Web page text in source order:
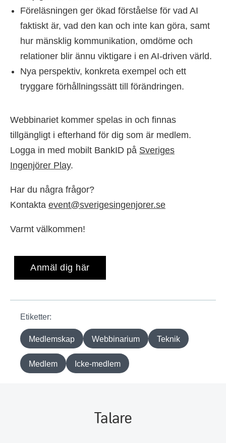
Föreläsningen ger ökad förståelse för vad AI
faktiskt är, vad den kan och inte kan göra, samt
hur mänsklig kommunikation, omdöme och
relationer blir ännu viktigare i en AI-driven värld.
Nya perspektiv, konkreta exempel och ett
tryggare förhållningssätt till förändringen.
Webbinariet kommer spelas in och finnas
tillgängligt i efterhand för dig som är medlem.
Logga in med mobilt BankID på Sveriges
Ingenjörer Play.
Har du några frågor?
Kontakta event@sverigesingenjorer.se
Varmt välkommen!
Anmäl dig här
Etiketter:
Medlemskap Webbinarium Teknik
Medlem Icke-medlem
Talare